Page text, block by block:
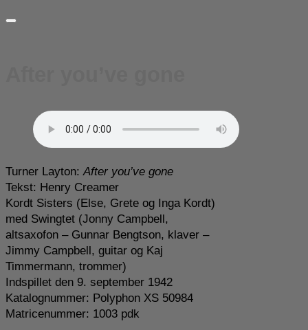
Turner Layton:After you’ve gone
Tekst: Henry Creamer
Kordt Sisters (Else, Grete og Inga Kordt)
med Swingtet (Jonny Campbell,
altsaxofon – Gunnar Bengtson, klaver –
Jimmy Campbell, guitar og Kaj
Timmermann, trommer)
Indspillet den 9. september 1942
Katalognummer: Polyphon XS 50984
Matricenummer: 1003 pdk